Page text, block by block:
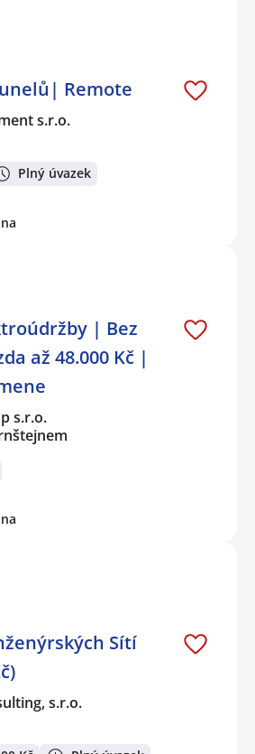
Remote
s.r.o.
Plný úvazek
| Bez
až 48.000 Kč |
s.r.o.
Sítí
s.r.o.